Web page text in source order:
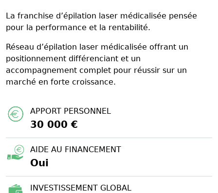
La franchise d’épilation laser médicalisée pensée
pour la performance et la rentabilité.
Réseau d’épilation laser médicalisée offrant un
positionnement différenciant et un
accompagnement complet pour réussir sur un
marché en forte croissance.
APPORT PERSONNEL
30 000 €
AIDE AU FINANCEMENT
Oui
INVESTISSEMENT GLOBAL